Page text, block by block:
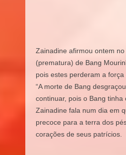
Zainadine afirmou ontem
(prematura) de Bang
pois estes perderam a
“A morte de Bang
continuar, pois o Bang tinha
Zainadine fala num dia em
precoce para a terra dos
corações de seus patrícios.